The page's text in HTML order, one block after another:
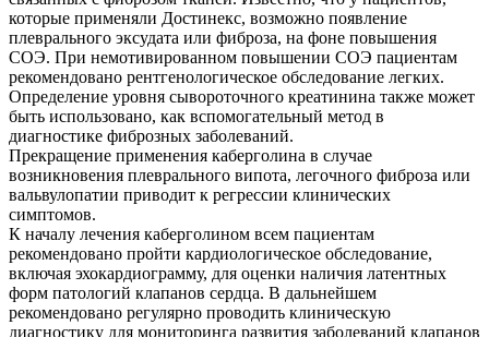
которые применяли Достинекс, возможно появление
плеврального эксудата или фиброза, на фоне повышения
СОЭ. При немотивированном повышении СОЭ пациентам
рекомендовано рентгенологическое обследование легких.
Определение уровня сывороточного креатинина также может
быть использовано, как вспомогательный метод в
диагностике фиброзных заболеваний.
Прекращение применения каберголина в случае
возникновения плеврального випота, легочного фиброза или
вальвулопатии приводит к регрессии клинических
симптомов.
К началу лечения каберголином всем пациентам
рекомендовано пройти кардиологическое обследование,
включая эхокардиограмму, для оценки наличия латентных
форм патологий клапанов сердца. В дальнейшем
рекомендовано регулярно проводить клиническую
диагностику для мониторинга развития заболеваний клапанов